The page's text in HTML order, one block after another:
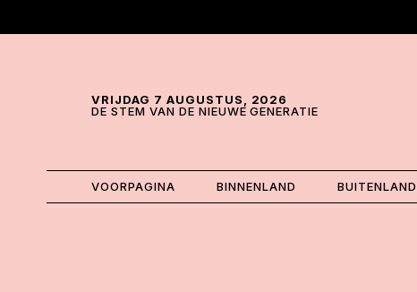
VRIJDAG 7 AUGUSTUS, 2026
DE STEM VAN DE NIEUWE GENERATIE
VOORPAGINA BINNENLAND BUITENLAND